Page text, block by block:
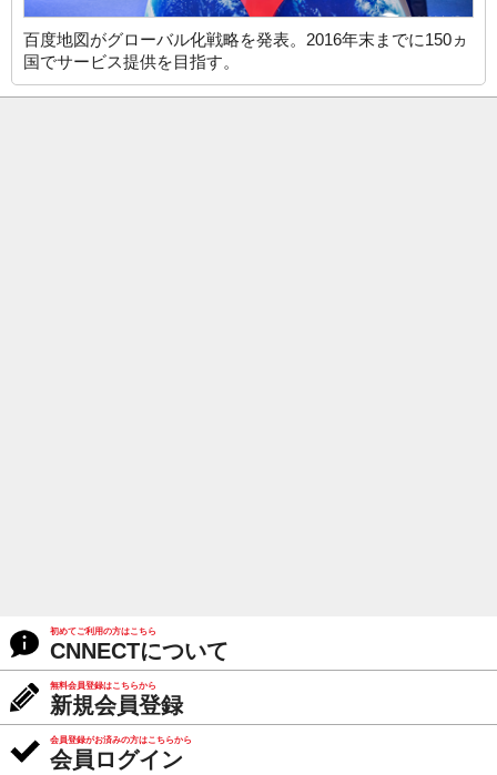
百度地図がグローバル化戦略を発表。2016年末までに150ヵ
国でサービス提供を目指す。
初めてご利用の方はこちら
CNNECTについて
無料会員登録はこちらから
新規会員登録
会員登録がお済みの方はこちらから
会員ログイン